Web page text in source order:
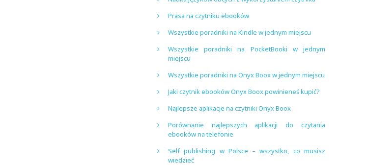
Prasa na czytniku ebooków
Wszystkie poradniki na Kindle w jednym miejscu
Wszystkie poradniki na PocketBooki w jednym
miejscu
Wszystkie poradniki na Onyx Boox w jednym miejscu
Jaki czytnik ebooków Onyx Boox powinieneś kupić?
Najlepsze aplikacje na czytniki Onyx Boox
Porównanie najlepszych aplikacji do czytania
ebooków na telefonie
Self publishing w Polsce – wszystko, co musisz
wiedzieć